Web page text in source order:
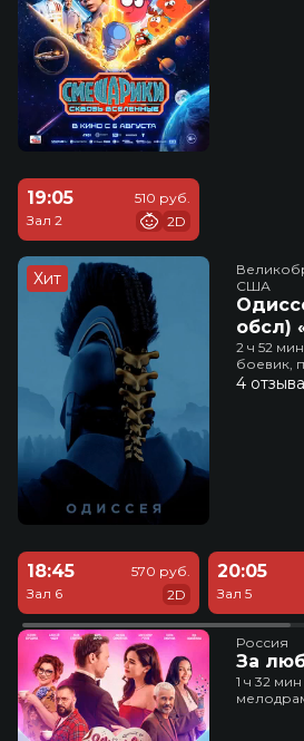
19:05
Зал 2
510 руб.
2D
Хит
США
обсл)
2 ч 52 мин
боевик,
4 отзыва
18:45
Зал 6
570 руб.
2D
20:05
Зал 5
Россия
За
1 ч 32 мин